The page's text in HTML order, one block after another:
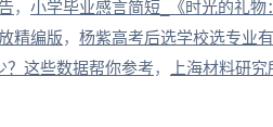
小学毕业感言简短_《时光的礼物
精编版
杨紫高考后选学校选专业
？这些数据帮你参考 上海材料研